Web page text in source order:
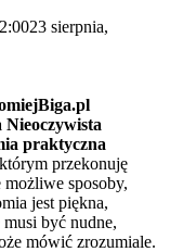
23 sierpnia,
Nieoczywista
praktyczna
przekonuję
możliwe sposoby,
jest piękna,
być nudne,
mówić zrozumiale.